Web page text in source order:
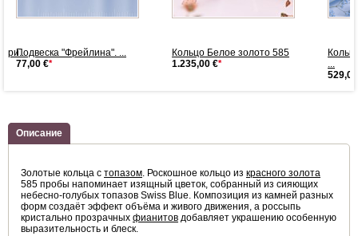
бри...Подвеска "Фрейлина". ...
77,00 €*
Кольцо Белое золото 585
1.235,00 €*
...
Описание
Золотые кольца с топазом. Роскошное кольцо из красного золота
585 пробы напоминает изящный цветок, собранный из сияющих
небесно-голубых топазов Swiss Blue. Композиция из камней разных
форм создаёт эффект объёма и живого движения, а россыпь
кристально прозрачных фианитов добавляет украшению особенную
выразительность и блеск.